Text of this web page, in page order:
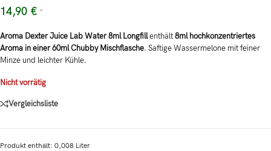
14,90 € *
Aroma Dexter Juice Lab Water 8ml Longfillenthält8ml hochkonzentriertes
Aroma in einer 60ml Chubby Mischflasche. Saftige Wassermelone mit feiner
Minze und leichter Kühle.
Nicht vorrätig
Vergleichsliste
Produkt enthält: 0,008 Liter